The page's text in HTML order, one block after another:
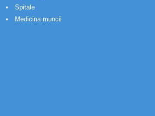
Spitale
Medicina muncii